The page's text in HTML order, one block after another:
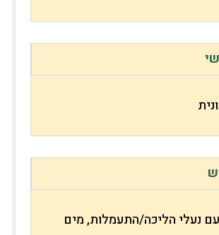
נעלי הליכה/התעמלות, מים